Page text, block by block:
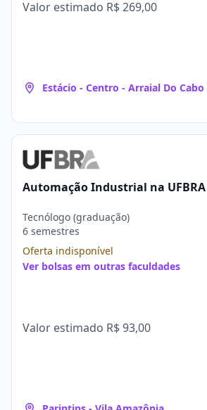
Valor estimado R$ 269,00
Estácio - Centro - Arraial Do Cabo
Automação Industrial na UFBRA
Tecnólogo (graduação)
6 semestres
Oferta indisponível
Ver bolsas em outras faculdades
Valor estimado R$ 93,00